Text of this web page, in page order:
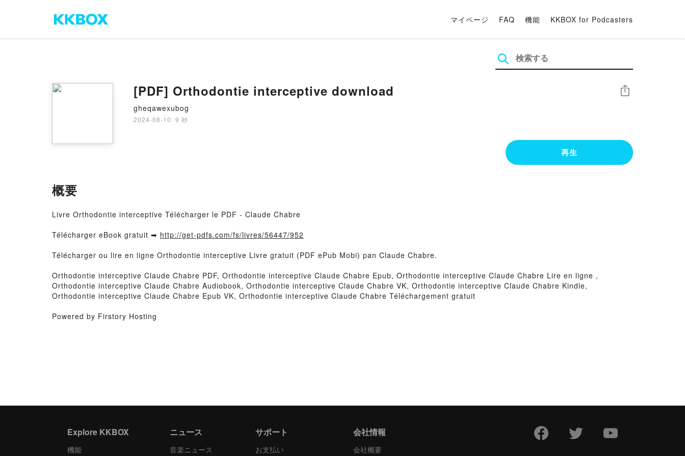
マイページ FAQ 機能 KKBOX for Podcasters
[PDF] Orthodontie interceptive download
gheqawexubog
2024-08-10 · 9 秒
シェア
再生
概要
Livre Orthodontie interceptive Télécharger le PDF - Claude Chabre
Télécharger eBook gratuit ➡ http://get-pdfs.com/fs/livres/56447/952
Télécharger ou lire en ligne Orthodontie interceptive Livre gratuit (PDF ePub Mobi) pan Claude Chabre.
Orthodontie interceptive Claude Chabre PDF, Orthodontie interceptive Claude Chabre Epub, Orthodontie interceptive Claude Chabre Lire en ligne ,
Orthodontie interceptive Claude Chabre Audiobook, Orthodontie interceptive Claude Chabre VK, Orthodontie interceptive Claude Chabre Kindle,
Orthodontie interceptive Claude Chabre Epub VK, Orthodontie interceptive Claude Chabre Téléchargement gratuit
Powered by Firstory Hosting
Explore KKBOX
機能
ニュース
音楽ニュース
サポート
お支払い
会社情報
会社概要